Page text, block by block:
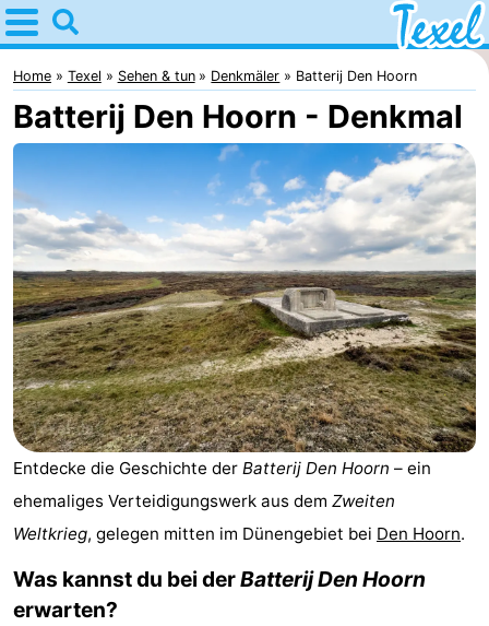
Home
Texel
Tipps
Für
kindern
Dorfer
-
Den
Burg
-
Den
Hoorn
-
De
Cocksdorp
-
De
-
Oudeschild
Waal
Oosterend
Natur
Home Texel Sehen & tun Denkmäler Batterij Den Hoorn
Batterij Den Hoorn - Denkmal
Entdecke die Geschichte der Batterij Den Hoorn – ein
ehemaliges Verteidigungswerk aus dem Zweiten
Weltkrieg, gelegen mitten im Dünengebiet bei Den Hoorn.
Was kannst du bei derBatterij Den Hoorn
erwarten?